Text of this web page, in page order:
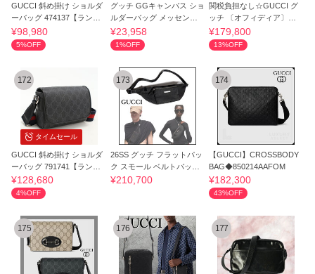
GUCCI 斜め掛け ショルダ
ーバッグ 474137【ラン
ク：A】
¥98,980
5%OFF
グッチ GGキャンバス ショ
ルダーバッグ メッセンジ
ャーバッグ
¥23,958
1%OFF
関税負担なし☆GUCCI グ
ッチ 〔オフィディア〕ミ
ニ バッグ
¥179,800
13%OFF
タイムセール
172
GUCCI 斜め掛け ショルダ
ーバッグ 791741【ラン
ク：A】
¥128,680
4%OFF
173
26SS グッチ フラットパッ
ク スモール ベルトバッグ
キャンバス
¥210,700
174
【GUCCI】CROSSBODY
BAG◆850214AAFOM
¥182,300
43%OFF
175 176 177